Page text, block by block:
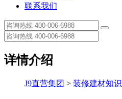
联系我们
详情介绍
J9直营集团 > 装修建材知识